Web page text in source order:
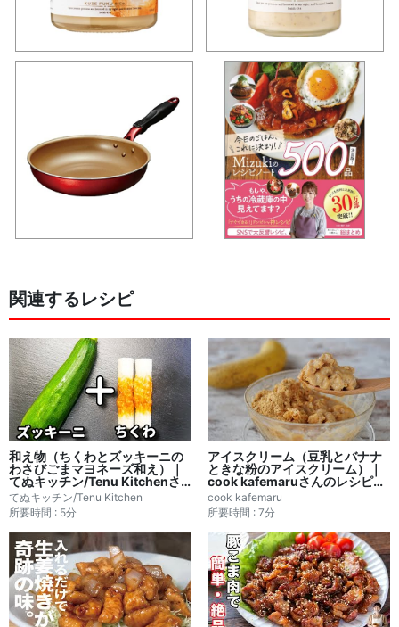
関連するレシピ
和え物（ちくわとズッキーニの
わさびごまマヨネーズ和え）｜
てぬキッチン/Tenu Kitchenさ
んのレシピ書き起こし
てぬキッチン/Tenu Kitchen
所要時間 : 5分
アイスクリーム（豆乳とバナナ
ときな粉のアイスクリーム）｜
cook kafemaruさんのレシピ書
き起こし
cook kafemaru
所要時間 : 7分